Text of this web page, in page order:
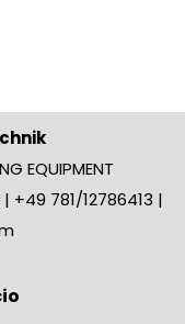
EQUIPMENT
+49 781/12786413 |